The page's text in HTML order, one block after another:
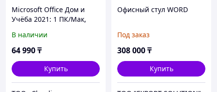
Microsoft Office Дом и
Учёба 2021: 1 ПК/Мак,
Word, Excel, PowerPoint,
ESD (79G-05338)
В наличии
64 990₸
Купить
Офисный стул WORD
Под заказ
308 000₸
Купить